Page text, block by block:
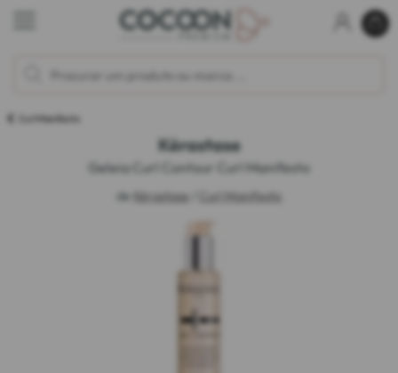
Curl Manifesto
Kérastase
Geleia Curl Contour Curl Manifesto
de Kérastase Curl Manifesto